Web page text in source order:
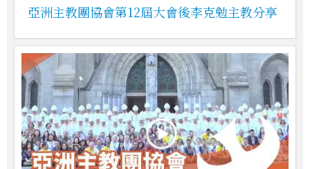
亞洲主教團協會第12屆大會後李克勉主教分享